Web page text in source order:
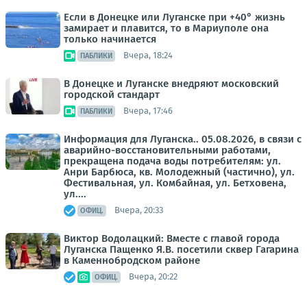
Если в Донецке или Луганске при +40° жизнь
замирает и плавится, то в Мариуполе она
только начинается
ПАБЛИКИ Вчера, 18:24
В Донецке и Луганске внедряют московский
городской стандарт
ПАБЛИКИ Вчера, 17:46
Информация для Луганска.. 05.08.2026, в связи с
аварийно-восстановительными работами,
прекращена подача воды потребителям: ул.
Анри Барбюса, кв. Молодежный (частично), ул.
Фестивальная, ул. Комбайная, ул. Бетховена,
ул....
ОФИЦ. Вчера, 20:33
Виктор Водолацкий: Вместе с главой города
Луганска Пащенко Я.В. посетили сквер Гагарина
в Каменнобродском районе
ОФИЦ. Вчера, 20:22